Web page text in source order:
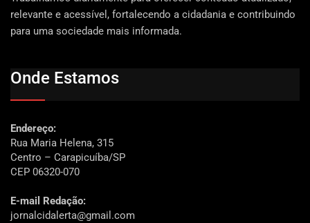
relevante e acessível, fortalecendo a cidadania e contribuindo
para uma sociedade mais informada.
Onde Estamos
Endereço:
Rua Maria Helena, 315
Centro – Carapicuíba/SP
CEP 06320-070
E-mail Redação:
jornalcidalerta@gmail.com